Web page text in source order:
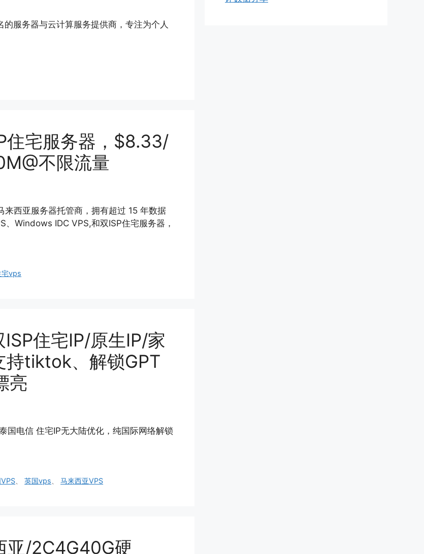
服务器与云计算服务提供商，专注为个人
住宅服务器，$8.33/
不限流量
西亚服务器托管商，拥有超过 15 年数据
Windows IDC VPS,和双ISP住宅服务器，
宅vps
住宅IP/原生IP/家
tiktok、解锁GPT
亮
国电信 住宅IP无大陆优化，纯国际网络解锁
、英国vps 、马来西亚VPS
/2C4G40G硬